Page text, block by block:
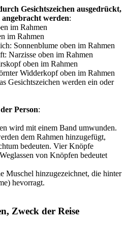
Gesichtszeichen ausgedrückt,
werden:
im Rahmen
im Rahmen
Sonnenblume oben im Rahmen
Narzisse oben im Rahmen
oben im Rahmen
Widderkopf oben im Rahmen
Gesichtszeichen werden ein oder
Person:
wird mit einem Band umwunden.
dem Rahmen hinzugefügt,
bedeuten. Vier Knöpfe
von Knöpfen bedeutet
Muschel hinzugezeichnet, die hinter
hevorragt.
Zweck der Reise